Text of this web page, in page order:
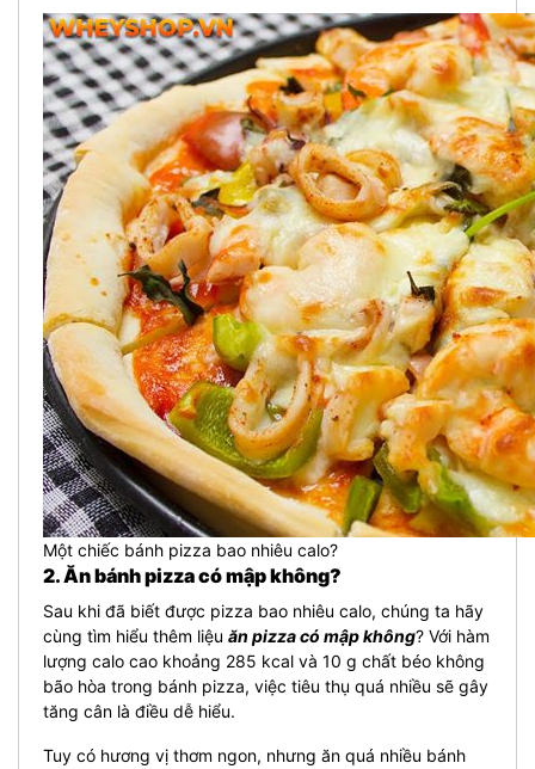
Một chiếc bánh pizza bao nhiêu calo?
2. Ăn bánh pizza có mập không?
Sau khi đã biết được pizza bao nhiêu calo, chúng ta hãy
cùng tìm hiểu thêm liệu ăn pizza có mập không? Với hàm
lượng calo cao khoảng 285 kcal và 10 g chất béo không
bão hòa trong bánh pizza, việc tiêu thụ quá nhiều sẽ gây
tăng cân là điều dễ hiểu.
Tuy có hương vị thơm ngon, nhưng ăn quá nhiều bánh